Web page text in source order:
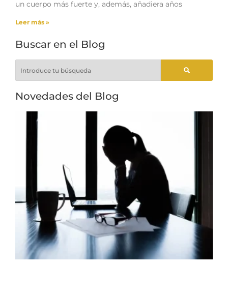
un cuerpo más fuerte y, además, añadiera años
Leer más »
Buscar en el Blog
Novedades del Blog